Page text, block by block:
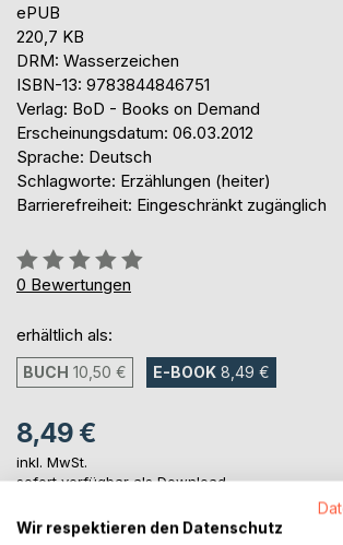
ePUB
220,7 KB
DRM: Wasserzeichen
ISBN-13: 9783844846751
Verlag: BoD - Books on Demand
Erscheinungsdatum: 06.03.2012
Sprache: Deutsch
Schlagworte: Erzählungen (heiter)
Barrierefreiheit: Eingeschränkt zugänglich
Bewertung::
0%
0 Bewertungen
erhältlich als:
BUCH 10,50 € E-BOOK 8,49 €
8,49 €
inkl. MwSt.
sofort verfügbar als Download
Wir respektieren den Datenschutz